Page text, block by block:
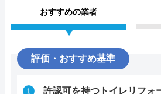
おすすめの業者
評価・おすすめ基準
許認可を持つトイレリフォ